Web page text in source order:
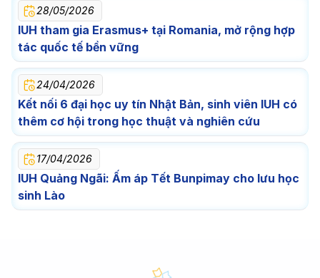
28/05/2026
IUH tham gia Erasmus+ tại Romania, mở rộng hợp
tác quốc tế bền vững
24/04/2026
Kết nối 6 đại học uy tín Nhật Bản, sinh viên IUH có
thêm cơ hội trong học thuật và nghiên cứu
17/04/2026
IUH Quảng Ngãi: Ấm áp Tết Bunpimay cho lưu học
sinh Lào